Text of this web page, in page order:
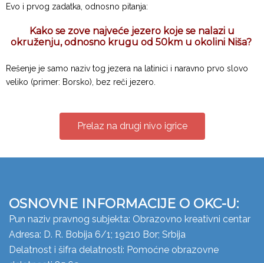
Evo i prvog zadatka, odnosno pitanja:
Kako se zove najveće jezero koje se nalazi u
okruženju, odnosno krugu od 50km u okolini Niša?
Rešenje je samo naziv tog jezera na latinici i naravno prvo slovo
veliko (primer: Borsko), bez reči jezero.
Prelaz na drugi nivo igrice
OSNOVNE INFORMACIJE O OKC-U:
Pun naziv pravnog subjekta: Obrazovno kreativni centar
Adresa: D. R. Bobija 6/1; 19210 Bor; Srbija
Delatnost i šifra delatnosti: Pomoćne obrazovne